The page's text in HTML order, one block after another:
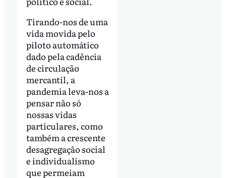
Tirando-nos de uma
vida movida pelo
piloto automático
dado pela cadência
de circulação
mercantil, a
pandemia leva-nos a
pensar não só
nossas vidas
particulares, como
também a crescente
desagregação social
e individualismo
que permeiam